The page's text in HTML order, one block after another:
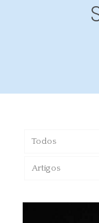
Todos
Artigos